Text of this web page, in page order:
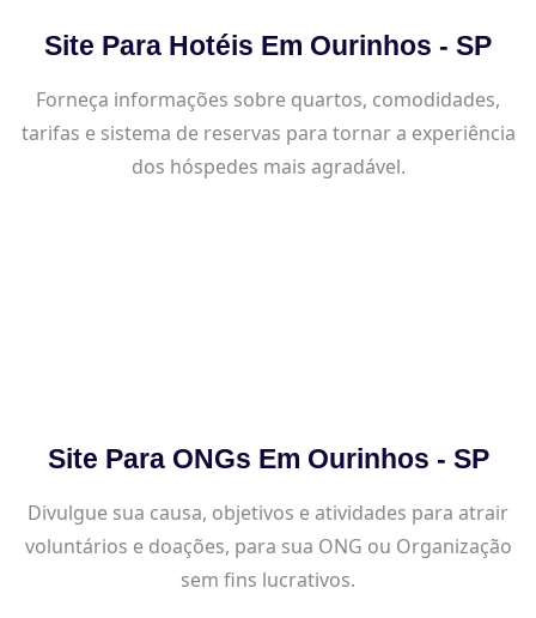
Site Para Hotéis Em Ourinhos - SP
Forneça informações sobre quartos, comodidades,
tarifas e sistema de reservas para tornar a experiência
dos hóspedes mais agradável.
Site Para ONGs Em Ourinhos - SP
Divulgue sua causa, objetivos e atividades para atrair
voluntários e doações, para sua ONG ou Organização
sem fins lucrativos.